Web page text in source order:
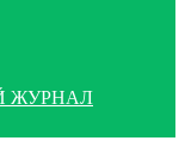
ЖУРНАЛ